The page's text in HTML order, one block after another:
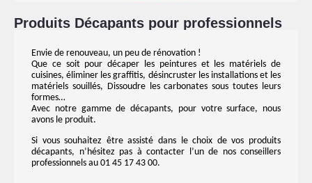
Produits Décapants pour professionnels
Envie de renouveau, un peu de rénovation !
Que ce soit pour décaper les peintures et les matériels de
cuisines, éliminer les graffitis, désincruster les installations et les
matériels souillés, Dissoudre les carbonates sous toutes leurs
formes…
Avec notre gamme de décapants, pour votre surface, nous
avons le produit.
Si vous souhaitez être assisté dans le choix de vos produits
décapants, n’hésitez pas à contacter l’un de nos conseillers
professionnels au 01 45 17 43 00.